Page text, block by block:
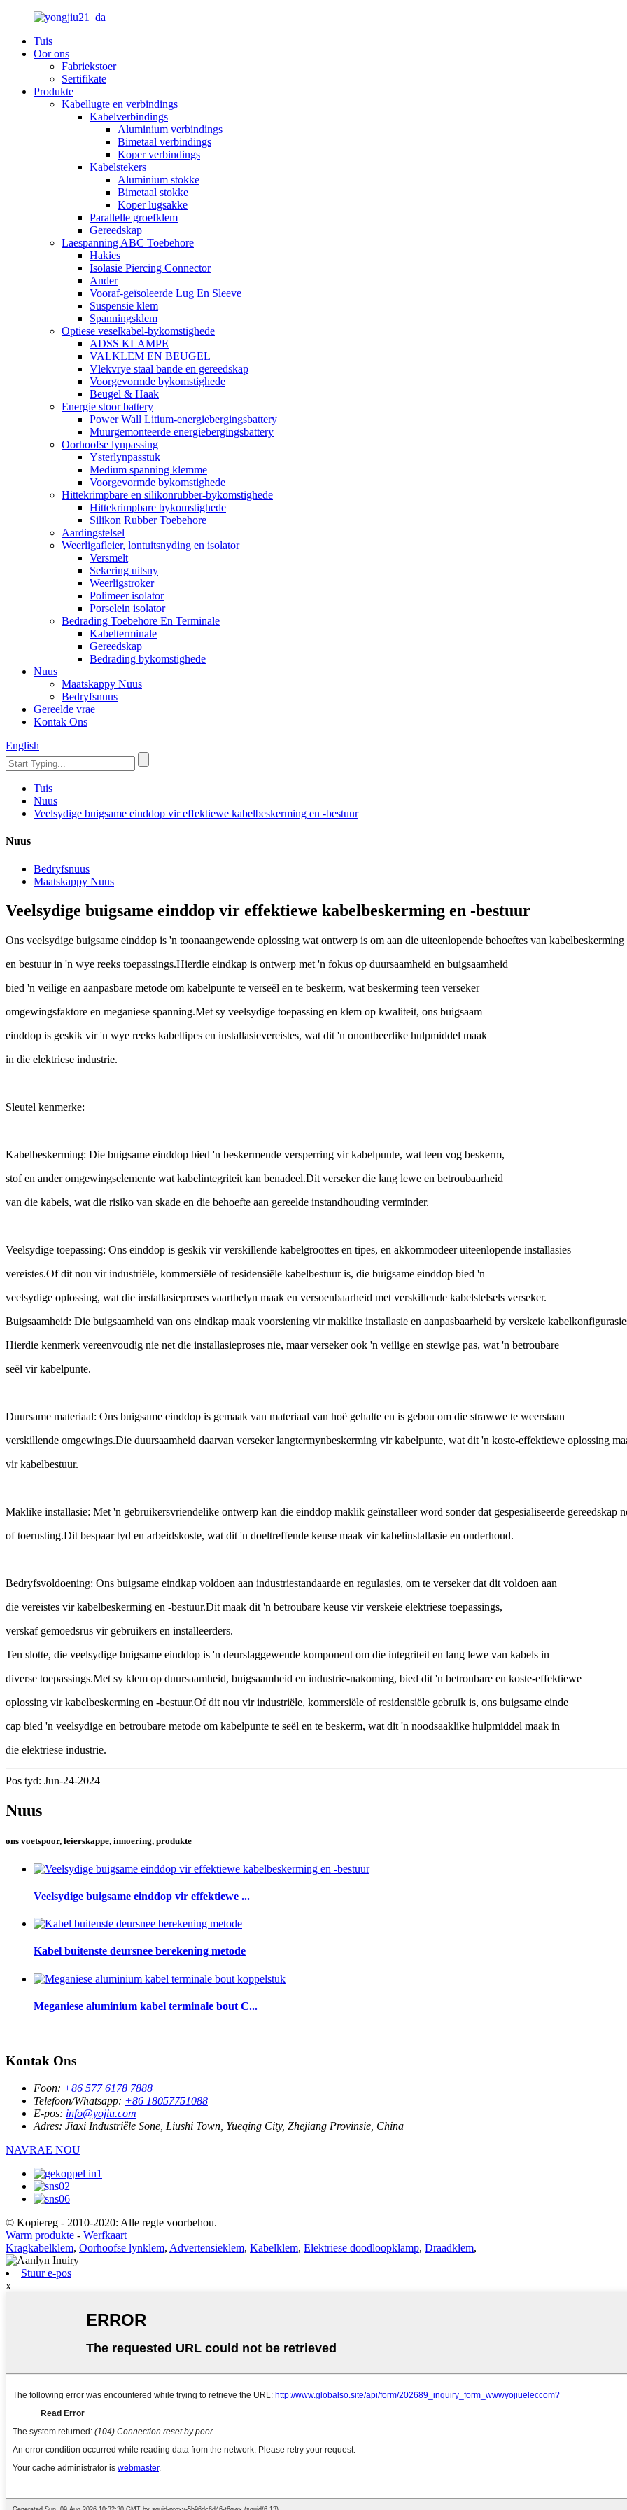
Tuis
Oor ons
Fabriekstoer
Sertifikate
Produkte
Kabellugte en verbindings
Kabelverbindings
Aluminium verbindings
Bimetaal verbindings
Koper verbindings
Kabelstekers
Aluminium stokke
Bimetaal stokke
Koper lugsakke
Parallelle groefklem
Gereedskap
Laespanning ABC Toebehore
Hakies
Isolasie Piercing Connector
Ander
Vooraf-geïsoleerde Lug En Sleeve
Suspensie klem
Spanningsklem
Optiese veselkabel-bykomstighede
ADSS KLAMPE
VALKLEM EN BEUGEL
Vlekvrye staal bande en gereedskap
Voorgevormde bykomstighede
Beugel & Haak
Energie stoor battery
Power Wall Litium-energiebergingsbattery
Muurgemonteerde energiebergingsbattery
Oorhoofse lynpassing
Ysterlynpasstuk
Medium spanning klemme
Voorgevormde bykomstighede
Hittekrimpbare en silikonrubber-bykomstighede
Hittekrimpbare bykomstighede
Silikon Rubber Toebehore
Aardingstelsel
Weerligafleier, lontuitsnyding en isolator
Versmelt
Sekering uitsny
Weerligstroker
Polimeer isolator
Porselein isolator
Bedrading Toebehore En Terminale
Kabelterminale
Gereedskap
Bedrading bykomstighede
Nuus
Maatskappy Nuus
Bedryfsnuus
Gereelde vrae
Kontak Ons
English
Tuis
Nuus
Veelsydige buigsame einddop vir effektiewe kabelbeskerming en -bestuur
Nuus
Bedryfsnuus
Maatskappy Nuus
Veelsydige buigsame einddop vir effektiewe kabelbeskerming en -bestuur
Ons veelsydige buigsame einddop is 'n toonaangewende oplossing wat ontwerp is om aan die uiteenlopende behoeftes van
en bestuur in 'n wye reeks toepassings.Hierdie eindkap is ontwerp met 'n fokus op duursaamheid en buigsaamheid
bied 'n veilige en aanpasbare metode om kabelpunte te verseël en te beskerm, wat beskerming teen verseker
omgewingsfaktore en meganiese spanning.Met sy veelsydige toepassing en klem op kwaliteit, ons buigsaam
einddop is geskik vir 'n wye reeks kabeltipes en installasievereistes, wat dit 'n onontbeerlike hulpmiddel maak
in die elektriese industrie.
Sleutel kenmerke:
Kabelbeskerming: Die buigsame einddop bied 'n beskermende versperring vir kabelpunte, wat teen vog beskerm,
stof en ander omgewingselemente wat kabelintegriteit kan benadeel.Dit verseker die lang lewe en betroubaarheid
van die kabels, wat die risiko van skade en die behoefte aan gereelde instandhouding verminder.
Veelsydige toepassing: Ons einddop is geskik vir verskillende kabelgroottes en tipes, en akkommodeer uiteenlopende installasies
vereistes.Of dit nou vir industriële, kommersiële of residensiële kabelbestuur is, die buigsame einddop bied 'n
veelsydige oplossing, wat die installasieproses vaartbelyn maak en versoenbaarheid met verskillende kabelstelsels verseker.
Buigsaamheid: Die buigsaamheid van ons eindkap maak voorsiening vir maklike installasie en aanpasbaarheid by verskeie
Hierdie kenmerk vereenvoudig nie net die installasieproses nie, maar verseker ook 'n veilige en stewige pas, wat 'n betroubare
seël vir kabelpunte.
Duursame materiaal: Ons buigsame einddop is gemaak van materiaal van hoë gehalte en is gebou om die strawwe te weerstaan
verskillende omgewings.Die duursaamheid daarvan verseker langtermynbeskerming vir kabelpunte, wat dit 'n koste-effektiewe oplossing
vir kabelbestuur.
Maklike installasie: Met 'n gebruikersvriendelike ontwerp kan die einddop maklik geïnstalleer word sonder dat gespesialiseerde gereedskap
of toerusting.Dit bespaar tyd en arbeidskoste, wat dit 'n doeltreffende keuse maak vir kabelinstallasie en onderhoud.
Bedryfsvoldoening: Ons buigsame eindkap voldoen aan industriestandaarde en regulasies, om te verseker dat dit voldoen aan
die vereistes vir kabelbeskerming en -bestuur.Dit maak dit 'n betroubare keuse vir verskeie elektriese toepassings,
verskaf gemoedsrus vir gebruikers en installeerders.
Ten slotte, die veelsydige buigsame einddop is 'n deurslaggewende komponent om die integriteit en lang lewe van kabels in
diverse toepassings.Met sy klem op duursaamheid, buigsaamheid en industrie-nakoming, bied dit 'n betroubare en koste-effektiewe
oplossing vir kabelbeskerming en -bestuur.Of dit nou vir industriële, kommersiële of residensiële gebruik is, ons buigsame einde
cap bied 'n veelsydige en betroubare metode om kabelpunte te seël en te beskerm, wat dit 'n noodsaaklike hulpmiddel maak in
die elektriese industrie.
Pos tyd: Jun-24-2024
Nuus
ons voetspoor, leierskappe, innoering, produkte
Veelsydige buigsame einddop vir effektiewe ...
Kabel buitenste deursnee berekening metode
Meganiese aluminium kabel terminale bout C...
Kontak Ons
Foon: +86 577 6178 7888
Telefoon/Whatsapp: +86 18057751088
E-pos: info@yojiu.com
Adres: Jiaxi Industriële Sone, Liushi Town, Yueqing City, Zhejiang Provinsie, China
NAVRAE NOU
© Kopiereg - 2010-2020: Alle regte voorbehou.
Warm produkte - Werfkaart
Kragkabelklem, Oorhoofse lynklem, Advertensieklem, Kabelklem, Elektriese doodloopklamp, Draadklem,
Stuur e-pos
x